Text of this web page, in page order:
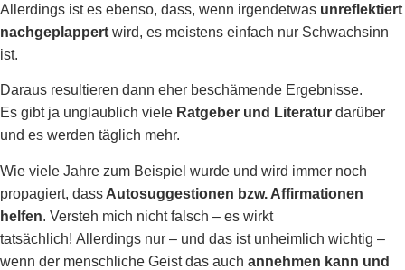
Allerdings ist es ebenso, dass, wenn irgendetwas unreflektiert
nachgeplappert wird, es meistens einfach nur Schwachsinn
ist.
Daraus resultieren dann eher beschämende Ergebnisse.
Es gibt ja unglaublich viele Ratgeber und Literatur darüber
und es werden täglich mehr.
Wie viele Jahre zum Beispiel wurde und wird immer noch
propagiert, dass Autosuggestionen bzw. Affirmationen
helfen. Versteh mich nicht falsch – es wirkt
tatsächlich! Allerdings nur – und das ist unheimlich wichtig –
wenn der menschliche Geist das auch annehmen kann und